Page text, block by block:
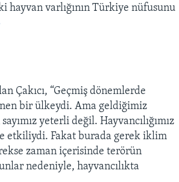
hayvan varlığının Türkiye nüfusunu
Çakıcı, “Geçmiş dönemlerde
bir ülkeydi. Ama geldiğimiz
yeterli değil. Hayvancılığımız
etkiliydi. Fakat burada gerek iklim
zaman içerisinde terörün
nedeniyle, hayvancılıkta